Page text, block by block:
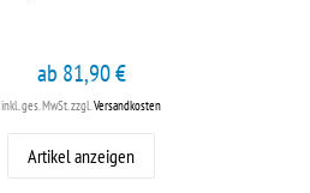
ab 81,90 €
inkl. ges. MwSt. zzgl.Versandkosten
Artikel anzeigen